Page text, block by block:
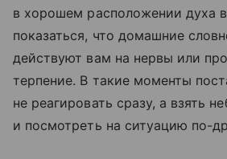
в хорошем расположении духа
показаться, что домашние
действуют вам на нервы или
терпение. В такие моменты
не реагировать сразу, а взять
и посмотреть на ситуацию по-